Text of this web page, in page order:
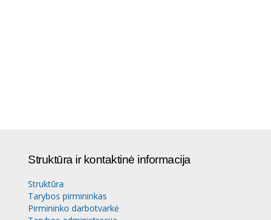
Struktūra ir kontaktinė informacija
Struktūra
Tarybos pirmininkas
Pirmininko darbotvarkė